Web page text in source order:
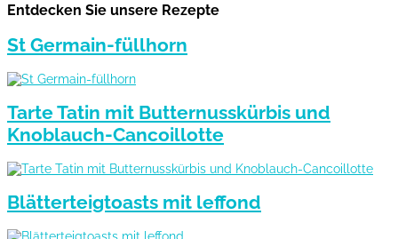
Entdecken Sie unsere Rezepte
St Germain-füllhorn
Tarte Tatin mit Butternusskürbis und
Knoblauch-Cancoillotte
Blätterteigtoasts mit leffond